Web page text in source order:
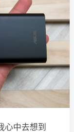
心中去想到